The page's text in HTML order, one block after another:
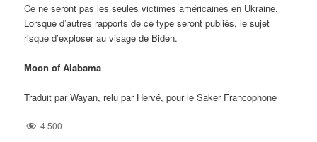
Ce ne seront pas les seules victimes américaines en Ukraine.
Lorsque d’autres rapports de ce type seront publiés, le sujet
risque d’exploser au visage de Biden.
Moon of Alabama
Traduit par Wayan, relu par Hervé, pour le Saker Francophone
4 500